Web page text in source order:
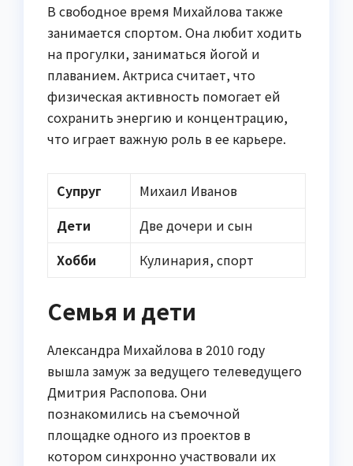
В свободное время Михайлова также
занимается спортом. Она любит ходить
на прогулки, заниматься йогой и
плаванием. Актриса считает, что
физическая активность помогает ей
сохранить энергию и концентрацию,
что играет важную роль в ее карьере.
Супруг
Михаил Иванов
Дети
Две дочери и сын
Хобби
Кулинария, спорт
Семья и дети
Александра Михайлова в 2010 году
вышла замуж за ведущего телеведущего
Дмитрия Распопова. Они
познакомились на съемочной
площадке одного из проектов в
котором синхронно участвовали их